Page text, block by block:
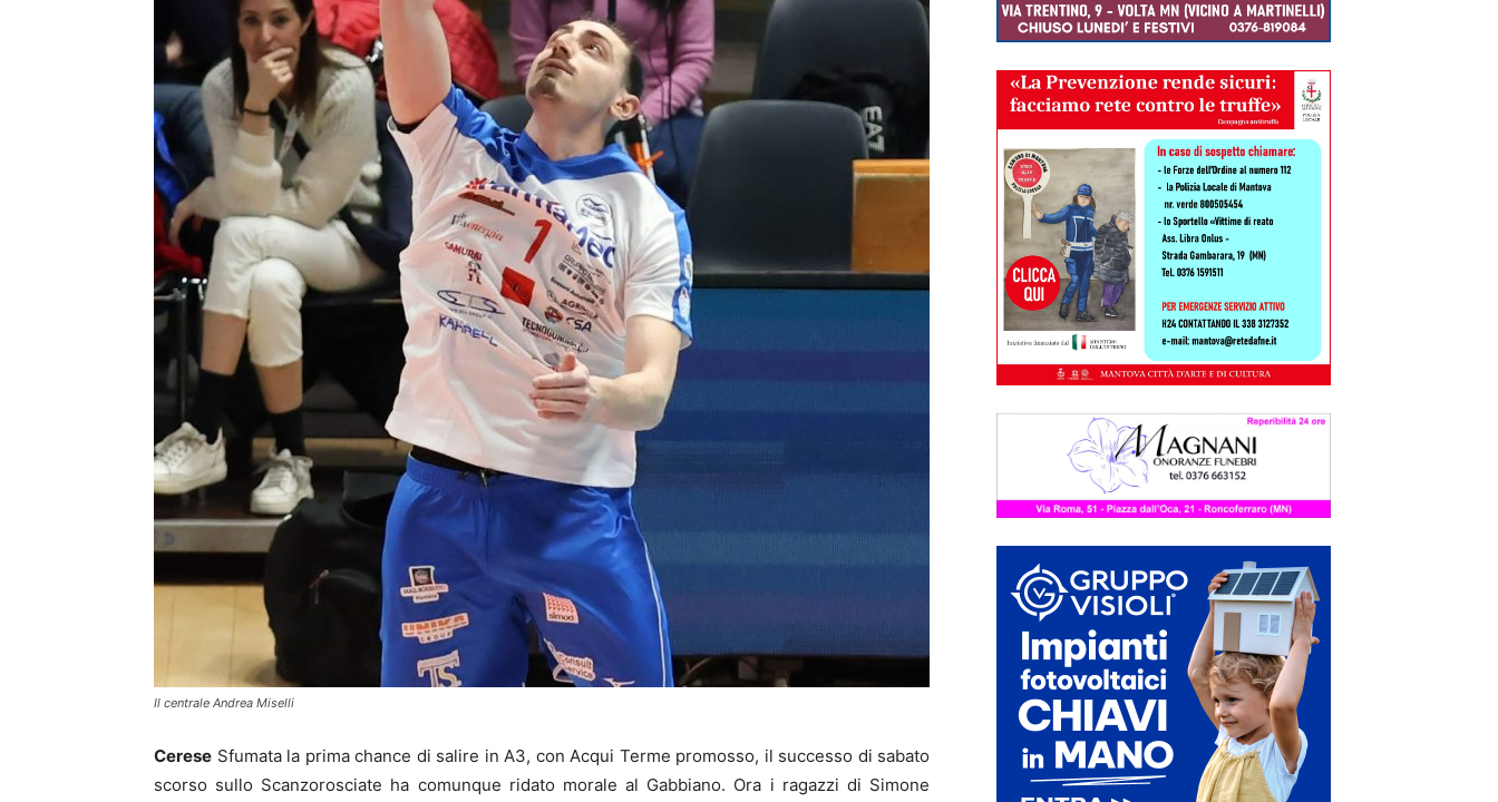
Il centrale Andrea Miselli
Cerese Sfumata la prima chance di salire in A3, con Acqui Terme promosso, il successo di sabato
scorso sullo Scanzorosciate ha comunque ridato morale al Gabbiano. Ora i ragazzi di Simone